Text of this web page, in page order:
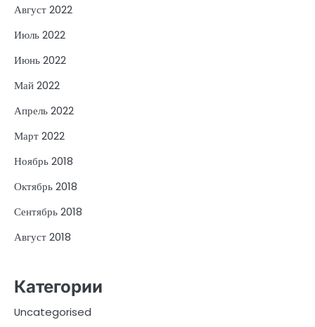
Август 2022
Июль 2022
Июнь 2022
Май 2022
Апрель 2022
Март 2022
Ноябрь 2018
Октябрь 2018
Сентябрь 2018
Август 2018
Категории
Uncategorised